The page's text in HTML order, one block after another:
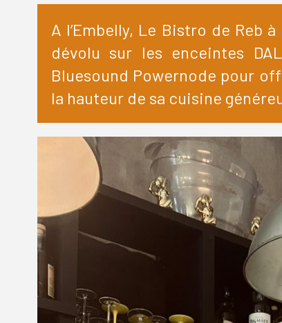
A l’Embelly, Le Bistro de Reb
dévolu sur les enceintes
Bluesound Powernode pour
la hauteur de sa cuisine